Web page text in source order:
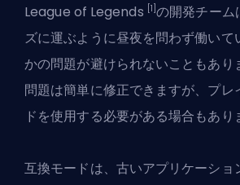
League of Legends [1] の開発チーム
ズに運ぶように昼夜を問わず働いて
かの問題が避けられないこともあり
問題は簡単に修正できますが、プレ
ドを使用する必要がある場合もあり
互換モードは、古いアプリケーショ